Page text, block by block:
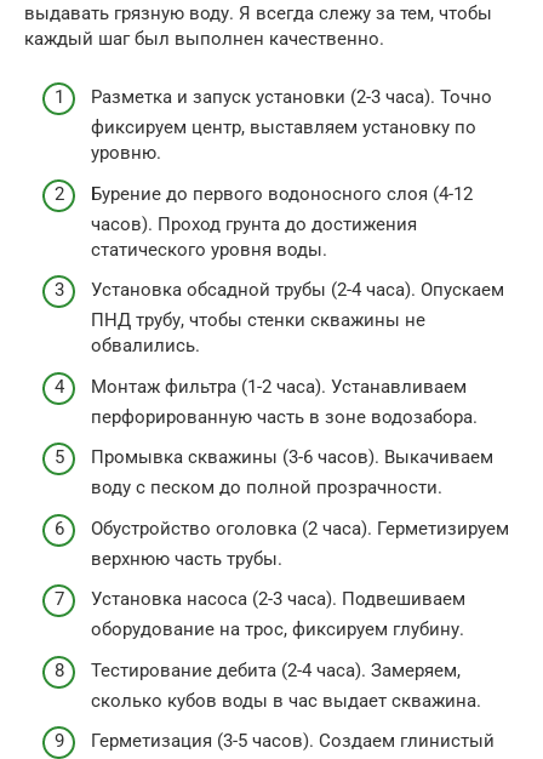
выдавать грязную воду. Я всегда слежу за тем, чтобы
каждый шаг был выполнен качественно.
Разметка и запуск установки (2-3 часа). Точно
фиксируем центр, выставляем установку по
уровню.
Бурение до первого водоносного слоя (4-12
часов). Проход грунта до достижения
статического уровня воды.
Установка обсадной трубы (2-4 часа). Опускаем
ПНД трубу, чтобы стенки скважины не
обвалились.
Монтаж фильтра (1-2 часа). Устанавливаем
перфорированную часть в зоне водозабора.
Промывка скважины (3-6 часов). Выкачиваем
воду с песком до полной прозрачности.
Обустройство оголовка (2 часа). Герметизируем
верхнюю часть трубы.
Установка насоса (2-3 часа). Подвешиваем
оборудование на трос, фиксируем глубину.
Тестирование дебита (2-4 часа). Замеряем,
сколько кубов воды в час выдает скважина.
Герметизация (3-5 часов). Создаем глинистый